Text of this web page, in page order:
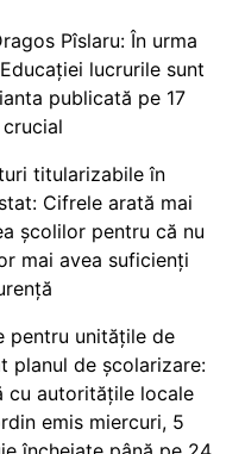
Pîslaru: În urma
lucrurile sunt
publicată pe 17
titularizabile în
Cifrele arată mai
școlilor pentru că nu
mai avea suficienți
pentru unitățile de
planul de școlarizare:
cu autoritățile locale
emis miercuri, 5